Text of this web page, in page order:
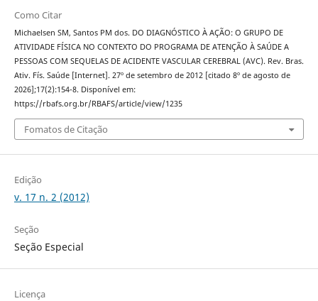
Como Citar
Michaelsen SM, Santos PM dos. DO DIAGNÓSTICO À AÇÃO: O GRUPO DE
ATIVIDADE FÍSICA NO CONTEXTO DO PROGRAMA DE ATENÇÃO À SAÚDE A
PESSOAS COM SEQUELAS DE ACIDENTE VASCULAR CEREBRAL (AVC). Rev. Bras.
Ativ. Fís. Saúde [Internet]. 27º de setembro de 2012 [citado 8º de agosto de
2026];17(2):154-8. Disponível em:
https://rbafs.org.br/RBAFS/article/view/1235
Fomatos de Citação
Edição
v. 17 n. 2 (2012)
Seção
Seção Especial
Licença